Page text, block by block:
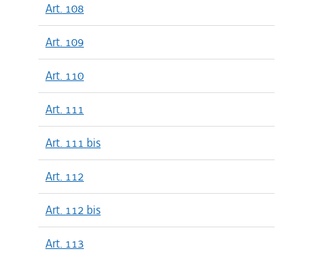
Art. 108
Art. 109
Art. 110
Art. 111
Art. 111 bis
Art. 112
Art. 112 bis
Art. 113